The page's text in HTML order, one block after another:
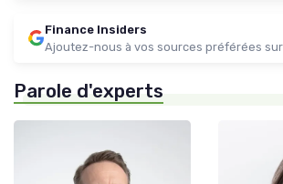
Finance Insiders
Ajoutez-nous à vos sources préférées
Parole d'experts